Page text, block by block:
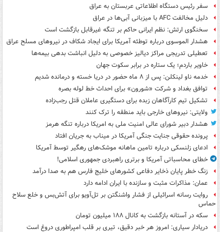
سفر رئیس دستگاه اطلاعاتی عربستان به عراق
دلیل مخالفت AFC با میزبانی آبی‌ها در عراق
سخنگوی ارتش: نظم ایرانی حاکم بر تنگه غیرقابل بازگشت است
هشدار الموسوی درباره توطئه آمریکا برای ایجاد شکاف در نیروهای مسلح عراق
تعطیلی تدریجی مراکز دیالیز خصوصی به دلیل انباشت بدهی بیمه‌ها
خاویر باردم؛ یک ستاره در برابر سکوت جهان
خدمه ناو لینکلن: پس از ۸ ماه حضور در دریا خسته و درمانده‌ شدیم
توافق بغداد و شرکت «شورون» برای احداث خط لوله بصره
تشکیل تیم کارآگاهان زبده برای دستگیری عاملان قتل رجب‌زاده
ولایتی: نیروهای خارجی باید منطقه را ترک کنند
هشدار دبیر شورای عالی امنیت ملی به امریکا درباره تنگه هرمز
پرونده حقوقی جنایت جنگی آمریکا در میناب به جریان افتاد
ادعای زلنسکی درباره تامین ماهانه موشک‌های رهگیر توسط آمریکا
خطای محاسباتی آمریکا و برتری راهبردی جمهوری اسلامی!
زنگ خطر پایان ذخایر دفاعی کشورهای خلیج فارس هم به صدا درآمد
عمان: مذاکرات مثبت و سازنده با ایران ادامه دارد
روایت رسانه اسرائیلی از فشار واشنگتن بر تل‌آویو برای آتش‌بس و خلع سلاح
حماس
سکه در آستانه بازگشت به کانال ۱۸۸ میلیون تومان
دریادار سیاری: امروز هر خبر دقیق، تیری بر قلب امپراطوری دروغ است